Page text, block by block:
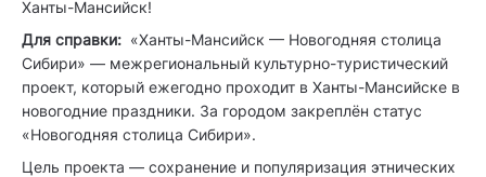
Ханты-Мансийск!
Для справки: «Ханты-Мансийск — Новогодняя столица
Сибири» — межрегиональный культурно-туристический
проект, который ежегодно проходит в Ханты-Мансийске в
новогодние праздники. За городом закреплён статус
«Новогодняя столица Сибири».
Цель проекта — сохранение и популяризация этнических